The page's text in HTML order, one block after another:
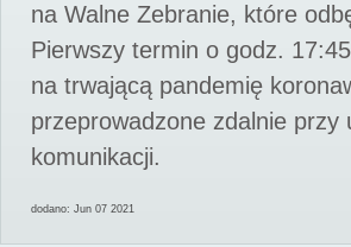
na Walne Zebranie, które
Pierwszy termin o godz.
na trwającą pandemię
przeprowadzone zdalnie
komunikacji.
dodano: Jun 07 2021